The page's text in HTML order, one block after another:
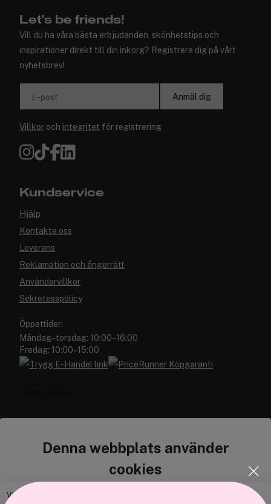
Denna webbplats använder
cookies
Vi använder enhetsidentifierare för att anpassa innehållet och
Let's be friends!
Vill du ha våra bästa erbjudanden, skönhetstips och
inspirationer direkt till din inkorg? Registrera dig på vårt
nyhetsbrev!
E-post Anmäl dig
Villkor och integritet för registrering
Kundservice
Hjälp
Kontakta oss
Leverans
Reklamation och ångerrätt
Användarvillkor
Sekretesspolicy
Öppettider:
Måndag–torsdag: 10:00–16:00
Fredag: 10:00–15:00
Cocopanda.se